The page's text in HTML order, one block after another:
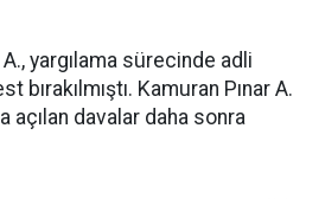
A., yargılama sürecinde adli
bırakılmıştı. Kamuran Pınar A.
açılan davalar daha sonra